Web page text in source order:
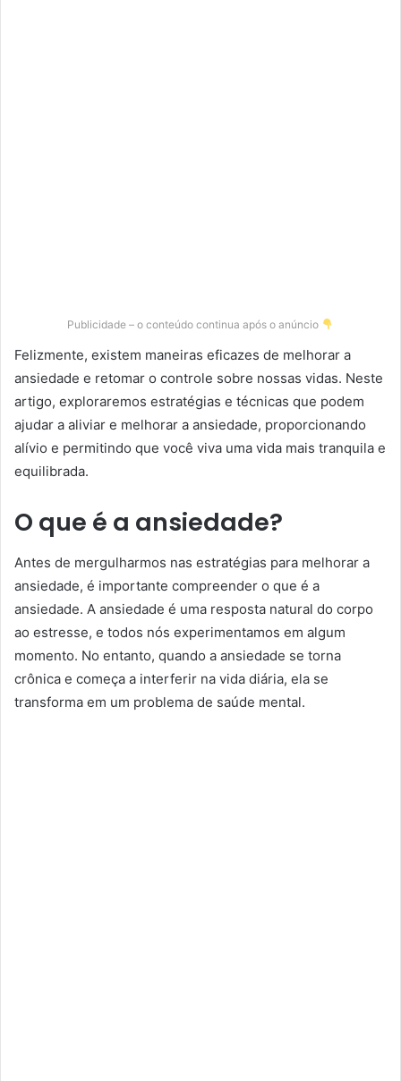
Publicidade – o conteúdo continua após o anúncio
Felizmente, existem maneiras eficazes de melhorar a
ansiedade e retomar o controle sobre nossas vidas. Neste
artigo, exploraremos estratégias e técnicas que podem
ajudar a aliviar e melhorar a ansiedade, proporcionando
alívio e permitindo que você viva uma vida mais tranquila e
equilibrada.
O que é a ansiedade?
Antes de mergulharmos nas estratégias para melhorar a
ansiedade, é importante compreender o que é a
ansiedade. A ansiedade é uma resposta natural do corpo
ao estresse, e todos nós experimentamos em algum
momento. No entanto, quando a ansiedade se torna
crônica e começa a interferir na vida diária, ela se
transforma em um problema de saúde mental.